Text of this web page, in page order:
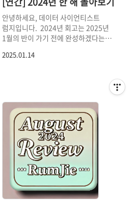
안녕하세요, 데이터 사이언티스트
럼지입니다. 2024년 회고는 2025년
1월의 반이 가기 전에 완성하겠다는
하지만 해냈죠? 를
없는 분들과 새로운 팀이 되었다보니
처음에는 어색함이 있었다. 그러나 내가
낯을 가리는 성격도 아니고 다들 나보다
회사를 오래 다니셨던 분들이라 오히려
이것저것 질문하기 편해서 좋았다. 기존
팀에서는 어떤 식으로 업무를
진행하는지, 사내 서비스에 배포된
모델에 사용된 라이브러리는 무엇인지
등등 그동안 건드리지 않았던 영역의
업무 경험을 듣는 게 재밌었다. 팀
2025.01.14